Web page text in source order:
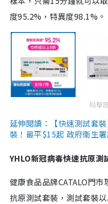
度95.2%，特異度98.1%。
點擊
延伸閱讀：【快速測試套
裝！最平$15起 政府衛生
YHLO新冠病毒快速抗原測
健康食品品牌CATALO門
抗原測試套裝，測試套裝